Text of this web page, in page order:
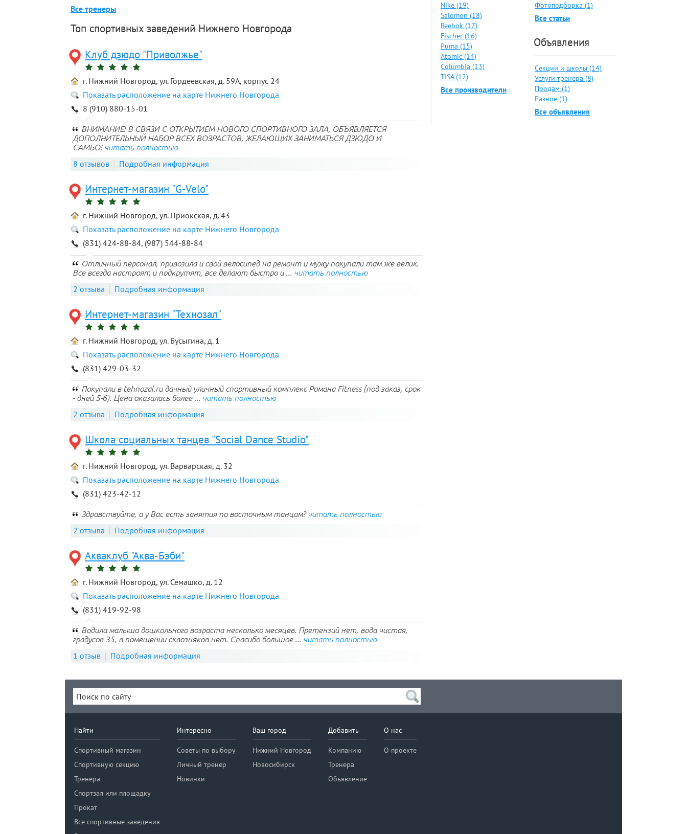
Все тренеры
Топ спортивных заведений Нижнего Новгорода
Клуб дзюдо "Приволжье"
г. Нижний Новгород, ул. Гордеевская, д. 59А, корпус 24
Показать расположение на карте Нижнего Новгорода
8 (910) 880-15-01
ВНИМАНИЕ! В СВЯЗИ С ОТКРЫТИЕМ НОВОГО СПОРТИВНОГО ЗАЛА, ОБЪЯВЛЯЕТСЯ
ДОПОЛНИТЕЛЬНЫЙ НАБОР ВСЕХ ВОЗРАСТОВ, ЖЕЛАЮЩИХ ЗАНИМАТЬСЯ ДЗЮДО И
САМБО! читать полностью
8 отзывов Подробная информация
Интернет-магазин "G-Velo"
г. Нижний Новгород, ул. Приокская, д. 43
Показать расположение на карте Нижнего Новгорода
(831) 424-88-84, (987) 544-88-84
Отличный персонал, привозила и свой велосипед на ремонт и мужу покупали там же велик.
Все всегда настроят и подкрутят, все делают быстро и ... читать полностью
2 отзыва Подробная информация
Интернет-магазин "Технозал"
г. Нижний Новгород, ул. Бусыгина, д. 1
Показать расположение на карте Нижнего Новгорода
(831) 429-03-32
Покупали в tehnozal.ru дачный уличный спортивный комплекс Романа Fitness (под заказ, срок
- дней 5-6). Цена оказалась более ... читать полностью
2 отзыва Подробная информация
Школа социальных танцев "Social Dance Studio"
г. Нижний Новгород, ул. Варварская, д. 32
Показать расположение на карте Нижнего Новгорода
(831) 423-42-12
Здравствуйте, а у Вас есть занятия по восточным танцам? читать полностью
2 отзыва Подробная информация
Акваклуб "Аква-Бэби"
г. Нижний Новгород, ул. Семашко, д. 12
Показать расположение на карте Нижнего Новгорода
(831) 419-92-98
Водила малыша дошкольного возраста несколько месяцев. Претензий нет, вода чистая,
градусов 35, в помещении сквозняков нет. Спасибо большое ... читать полностью
1 отзыв Подробная информация
Nike (19)
Salomon (18)
Reebok (17)
Fischer (16)
Puma (15)
Atomic (14)
Columbia (13)
TISA (12)
Все производители
Фотоподборка (1)
Все статьи
Объявления
Секции и школы (14)
Услуги тренера (8)
Продам (1)
Разное (1)
Все объявления
Найти
Спортивный магазин
Спортивную секцию
Тренера
Спортзал или площадку
Прокат
Все спортивные заведения
Интересно
Советы по выбору
Личный тренер
Новинки
Ваш город
Нижний Новгород
Новосибирск
Добавить
Компанию
Тренера
Объявление
О нас
О проекте